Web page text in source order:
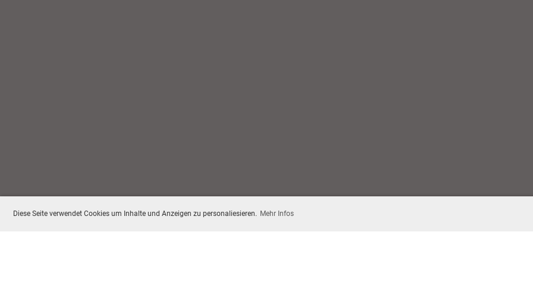
Diese Seite verwendet Cookies um Inhalte und Anzeigen zu personaliesieren. Mehr Infos